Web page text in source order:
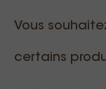
Vous
certains